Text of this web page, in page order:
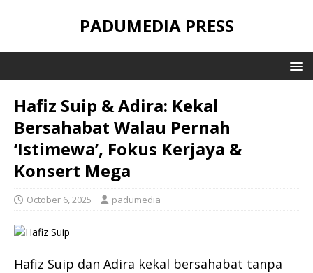
PADUMEDIA PRESS
Hafiz Suip & Adira: Kekal
Bersahabat Walau Pernah
‘Istimewa’, Fokus Kerjaya &
Konsert Mega
October 6, 2025 padumedia
Hafiz Suip dan Adira kekal bersahabat tanpa